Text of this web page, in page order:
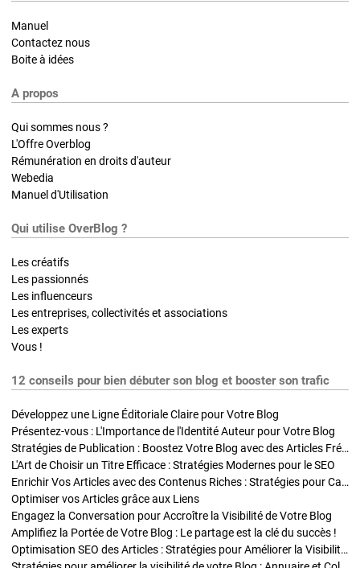
Manuel
Contactez nous
Boite à idées
A propos
Qui sommes nous ?
L'Offre Overblog
Rémunération en droits d'auteur
Webedia
Manuel d'Utilisation
Qui utilise OverBlog ?
Les créatifs
Les passionnés
Les influenceurs
Les entreprises, collectivités et associations
Les experts
Vous !
12 conseils pour bien débuter son blog et booster son trafic
Développez une Ligne Éditoriale Claire pour Votre Blog
Présentez-vous : L'Importance de l'Identité Auteur pour Votre Blog
Stratégies de Publication : Boostez Votre Blog avec des Articles Fréquents et Exclusifs
L'Art de Choisir un Titre Efficace : Stratégies Modernes pour le SEO
Enrichir Vos Articles avec des Contenus Riches : Stratégies pour Captiver et Optimiser
Optimiser vos Articles grâce aux Liens
Engagez la Conversation pour Accroître la Visibilité de Votre Blog
Amplifiez la Portée de Votre Blog : Le partage est la clé du succès !
Optimisation SEO des Articles : Stratégies pour Améliorer la Visibilité de Votre Blog